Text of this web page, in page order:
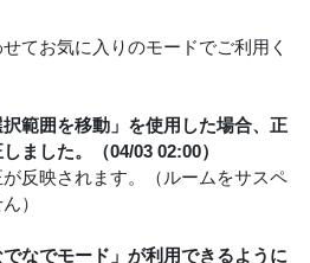
てお気に入りのモードでご利用く
範囲を移動」を使用した場合、正
ました。（04/03 02:00）
反映されます。（ルームをサスペ
）
なでモード」が利用できるように